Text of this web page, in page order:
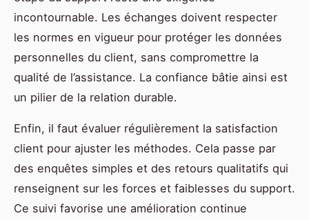
incontournable. Les échanges doivent respecter
les normes en vigueur pour protéger les données
personnelles du client, sans compromettre la
qualité de l’assistance. La confiance bâtie ainsi est
un pilier de la relation durable.
Enfin, il faut évaluer régulièrement la satisfaction
client pour ajuster les méthodes. Cela passe par
des enquêtes simples et des retours qualitatifs qui
renseignent sur les forces et faiblesses du support.
Ce suivi favorise une amélioration continue